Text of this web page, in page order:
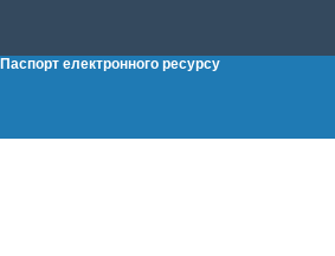
Паспорт електронного ресурсу